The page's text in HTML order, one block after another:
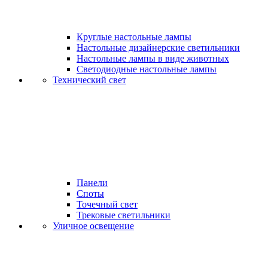
Круглые настольные лампы
Настольные дизайнерские светильники
Настольные лампы в виде животных
Светодиодные настольные лампы
Технический свет
Панели
Споты
Точечный свет
Трековые светильники
Уличное освещение